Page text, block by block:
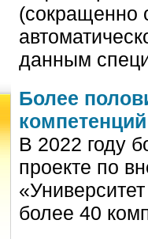
(сокращенно
данным
Более
В 2022 году
проекте по
более 40